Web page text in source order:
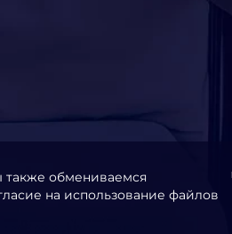
также обмениваемся
на использование файлов